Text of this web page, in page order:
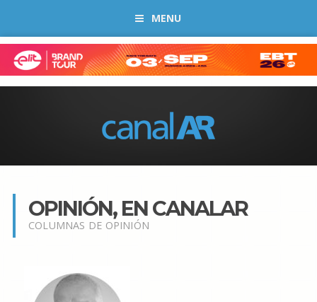
MENU
OPINIÓN, EN CANALAR
COLUMNAS DE OPINIÓN